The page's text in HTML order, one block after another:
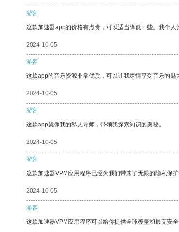
游客
这款加速器app的价格有点贵，可以适当降低一些。我个
2024-10-05
游客
这款app的音乐资源非常优质，可以让我尽情享受音乐的魅
2024-10-05
游客
这款app就像我的私人导师，带领我探索知识的奥秘。
2024-10-05
游客
这款加速器VPM应用程序已经为我们带来了无限的隐私保护
2024-10-05
游客
这款加速器VPM应用程序可以给你提供全球覆盖和最高安全